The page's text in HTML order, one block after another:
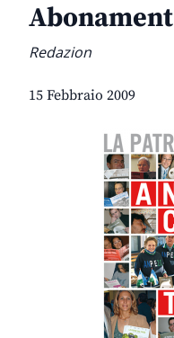
Abonament
Redazion
15 Febbraio 2009